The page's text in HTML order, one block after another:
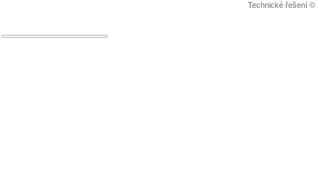
Technické řešení ©